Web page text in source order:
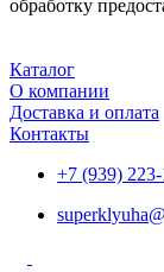
обработку
Каталог
О компании
Доставка и оплата
Контакты
+7 (939)